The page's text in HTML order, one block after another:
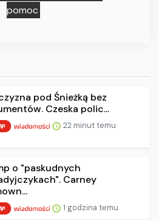
pomoc
pod Śnieżką bez
Czeska polic...
22 minut temu
o "paskudnych
Carney
1 godzina temu